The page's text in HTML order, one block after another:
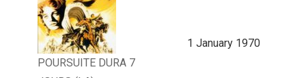
POURSUITE DURA 7
1 January 1970